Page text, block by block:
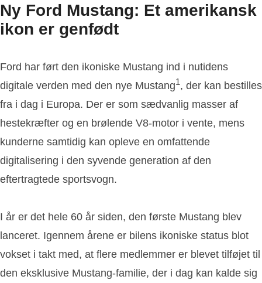
Ny Ford Mustang: Et amerikansk
ikon er genfødt
Ford har ført den ikoniske Mustang ind i nutidens
digitale verden med den nye Mustang1, der kan bestilles
fra i dag i Europa. Der er som sædvanlig masser af
hestekræfter og en brølende V8-motor i vente, mens
kunderne samtidig kan opleve en omfattende
digitalisering i den syvende generation af den
eftertragtede sportsvogn.
I år er det hele 60 år siden, den første Mustang blev
lanceret. Igennem årene er bilens ikoniske status blot
vokset i takt med, at flere medlemmer er blevet tilføjet til
den eksklusive Mustang-familie, der i dag kan kalde sig